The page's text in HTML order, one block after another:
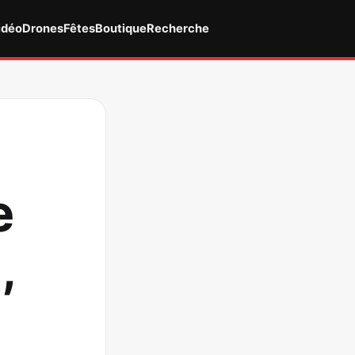
DronesFêtesBoutiqueRecherche